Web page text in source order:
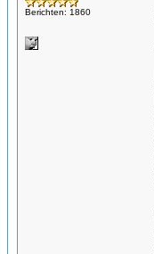
Berichten: 1860